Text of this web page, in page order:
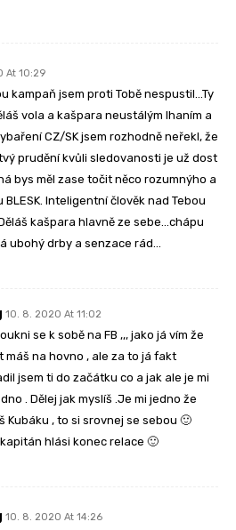
At 10:29
kampaň jsem proti Tobě nespustil…Ty
vola a kašpara neustálým lhaním a
CZ/SK jsem rozhodně neřekl, že
prudění kvůli sledovanosti je už dost
bys měl zase točit něco rozumnýho a
Inteligentní člověk nad Tebou
kašpara hlavně ze sebe…chápu
ubohý drby a senzace rád…
10. 8. 2020 At 11:02
se k sobě na FB ,,, jako já vím že
máš na hovno , ale za to já fakt
jsem ti do začátku co a jak ale je mi
. Dělej jak myslíš .Je mi jedno že
Kubáku , to si srovnej se sebou 🙂
hlási konec relace 🙂
10. 8. 2020 At 14:26